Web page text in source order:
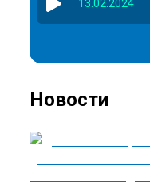
13.02.2024
Новости